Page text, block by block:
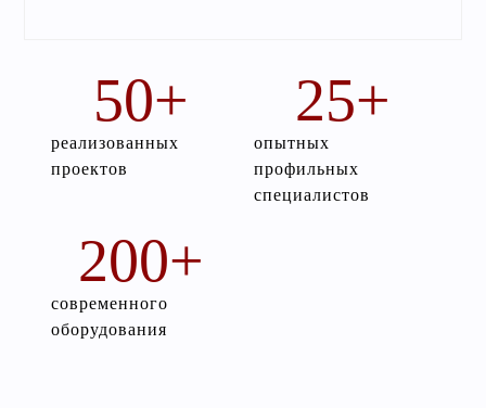
реализованных
проектов
50+
опытных
профильных
специалистов
25+
современного
оборудования
200+